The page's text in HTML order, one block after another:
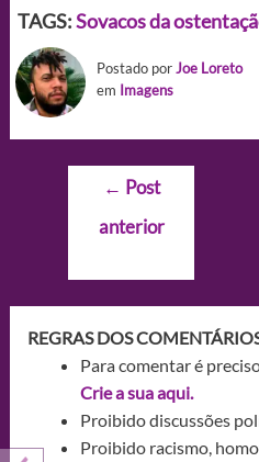
TAGS:Sovacos da
Postado porJoe Loreto
em Imagens
Navegação
Post
← Post
anterior
REGRAS DOS
Para comentar é
Crie a sua aqui.
Proibido discussões
Proibido racismo,